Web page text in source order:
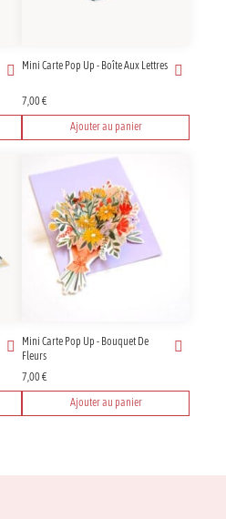
Mini Carte Pop Up - Boîte Aux Lettres
7,00€
Ajouter au panier
Mini Carte Pop Up - Bouquet De
Fleurs
7,00€
Ajouter au panier